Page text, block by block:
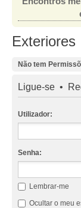
Exteriores
Não tem
Ligue-se •
Utilizador:
Senha:
Lembrar-me
Ocultar o meu